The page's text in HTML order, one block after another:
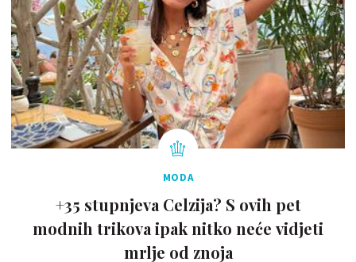
MODA
+35 stupnjeva Celzija? S ovih pet
modnih trikova ipak nitko neće vidjeti
mrlje od znoja